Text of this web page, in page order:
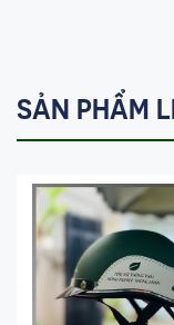
SẢN PHẨM